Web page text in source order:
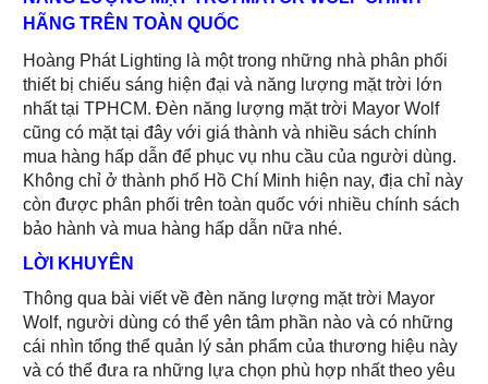
HÃNG TRÊN TOÀN QUỐC
Hoàng Phát Lighting là một trong những nhà phân phối
thiết bị chiếu sáng hiện đại và năng lượng mặt trời lớn
nhất tại TPHCM. Đèn năng lượng mặt trời Mayor Wolf
cũng có mặt tại đây với giá thành và nhiều sách chính
mua hàng hấp dẫn để phục vụ nhu cầu của người dùng.
Không chỉ ở thành phố Hồ Chí Minh hiện nay, địa chỉ này
còn được phân phối trên toàn quốc với nhiều chính sách
bảo hành và mua hàng hấp dẫn nữa nhé.
LỜI KHUYÊN
Thông qua bài viết về đèn năng lượng mặt trời Mayor
Wolf, người dùng có thể yên tâm phần nào và có những
cái nhìn tổng thể quản lý sản phẩm của thương hiệu này
và có thể đưa ra những lựa chọn phù hợp nhất theo yêu